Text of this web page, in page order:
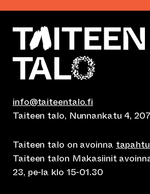
info@taiteentalo.fi
Taiteen talo, Nunnankatu 4,
Taiteen talo on avoinna
Taiteen talon Makasiinit
23, pe-la klo 15-01.30